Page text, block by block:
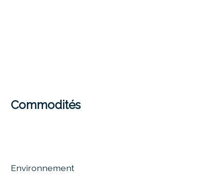
Commodités
Environnement